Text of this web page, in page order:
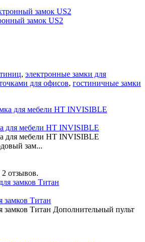
замок US2
, электронные замки для
для офисов, гостиничные замки
для мебели HT INVISIBLE
для мебели HT INVISIBLE
зам...
замков Титан
замков Титан Дополнительный пульт